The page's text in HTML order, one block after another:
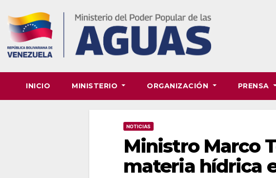
content
INICIO MINISTERIO ORGANIZACIÓN PRENSA
NOTICIAS
Ministro Marco
materia hídrica